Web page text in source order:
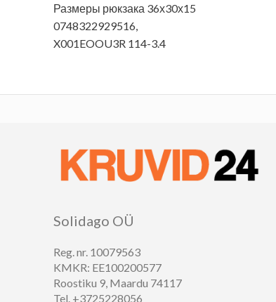
Размеры рюкзака 36х30х15
0748322929516,
X001EOOU3R 114-3.4
Solidago OÜ
Reg. nr. 10079563
KMKR: EE100200577
Roostiku 9, Maardu 74117
Tel. +3725228056